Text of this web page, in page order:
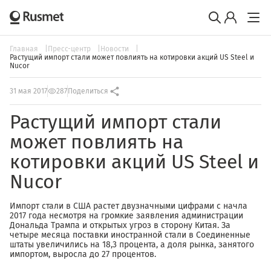
Главная Пресс-центр
Новости
Растущий импорт стали может повлиять на котировки акций US Steel и
Nucor
31 мая 2017 287 Поделиться
Растущий импорт стали
может повлиять на
котировки акций US Steel и
Nucor
Импорт стали в США растет двузначными цифрами с начла
2017 года несмотря на громкие заявления администрации
Дональда Трампа и открытых угроз в сторону Китая. За
четыре месяца поставки иностранной стали в Соединенные
штаты увеличились на 18,3 процента, а доля рынка, занятого
импортом, выросла до 27 процентов.